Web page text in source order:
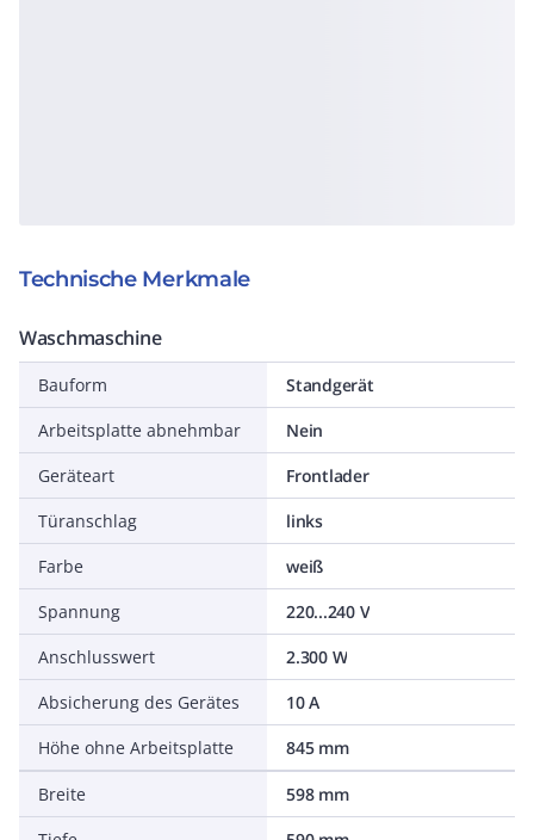
Technische Merkmale
Waschmaschine
Bauform
Standgerät
Arbeitsplatte abnehmbar
Nein
Geräteart
Frontlader
Türanschlag
links
Farbe
weiß
Spannung
220...240 V
Anschlusswert
2.300 W
Absicherung des Gerätes
10 A
Höhe ohne Arbeitsplatte
845 mm
Breite
598 mm